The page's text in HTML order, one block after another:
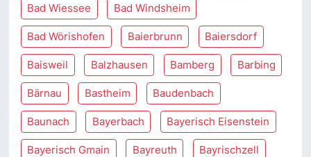
Bad Wiessee Bad Windsheim
Bad Wörishofen Baierbrunn Baiersdorf
Baisweil Balzhausen Bamberg Barbing
Bärnau Bastheim Baudenbach
Baunach Bayerbach Bayerisch Eisenstein
Bayerisch Gmain Bayreuth Bayrischzell